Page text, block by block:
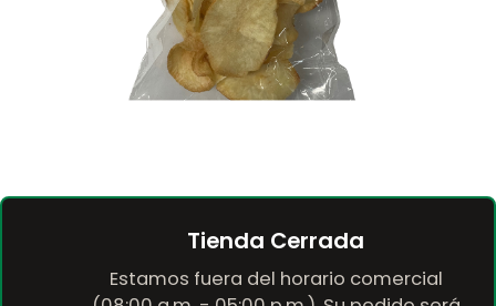
Tienda Cerrada
Estamos fuera del horario comercial